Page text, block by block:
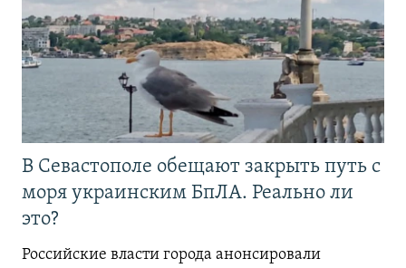
В Севастополе обещают закрыть путь с
моря украинским БпЛА. Реально ли
это?
Российские власти города анонсировали